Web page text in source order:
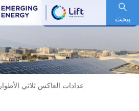
يبحث
رمز السهم : 600153.SH
عدادات العاكس ثلاثي الأطوار